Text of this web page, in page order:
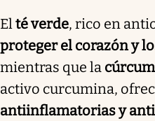
Elté verde, rico en
proteger el corazón y
mientras que la
activo curcumina,
antiinflamatorias y